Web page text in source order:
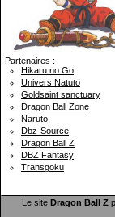
Partenaires :
Hikaru no Go
Univers Natuto
Goldsaint sanctuary
Dragon Ball Zone
Naruto
Dbz-Source
Dragon Ball Z
DBZ Fantasy
Transgoku
Le site Dragon Ball Z